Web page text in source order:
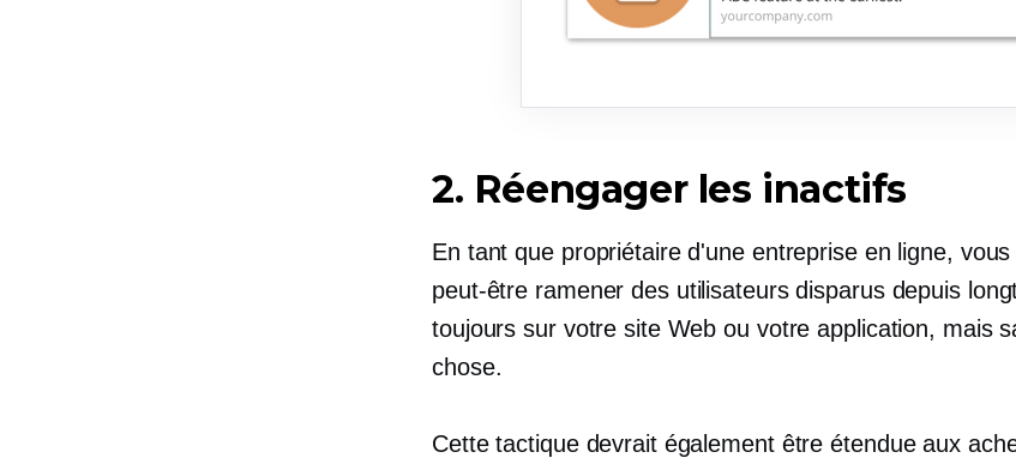
2. Réengagerles inactifs
En tant que propriétaire d'une entreprise en ligne,
peut-être ramener des utilisateurs disparus depuis
toujours sur votre site Web ou votre application, mais
chose.
Cette tactique devrait également être étendue aux